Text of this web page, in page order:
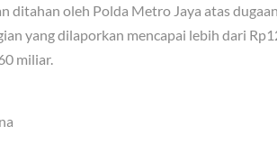
ditahan oleh Polda Metro Jaya atas
yang dilaporkan mencapai lebih dari
miliar.